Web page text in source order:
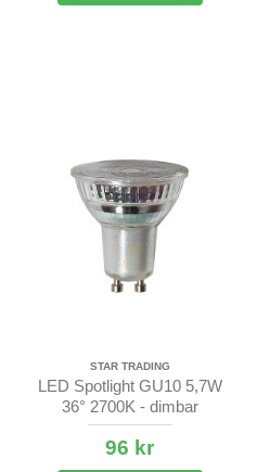
STAR TRADING
LED Spotlight GU10 5,7W
36° 2700K - dimbar
96 kr